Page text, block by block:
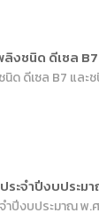
งชนิด ดีเซล
ด ดีเซล B7 และ
ะจำปีงบประม
งบประมาณ พ.ศ